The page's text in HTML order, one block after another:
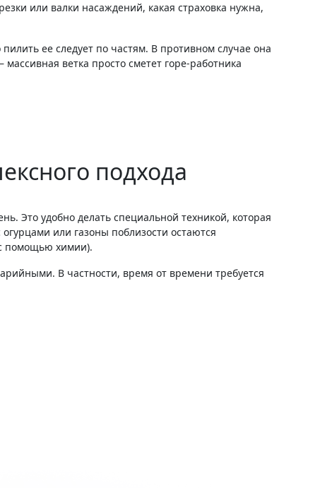
или валки насаждений, какая страховка нужна,
ее следует по частям. В противном случае она
ветка просто сметет горе-работника
подхода
Это удобно делать специальной техникой, которая
или газоны поблизости остаются
помощью химии).
В частности, время от времени требуется